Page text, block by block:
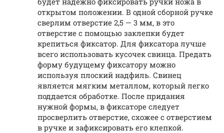
открытом положении. В одной сборной ручке
сверлим отверстие 2,5 — 3 мм, в это
отверстие с помощью заклепки будет
крепиться фиксатор. Для фиксатора лучше
всего использовать кусочек свинца. Предать
форму будущему фиксатору можно
используя плоский надфиль. Свинец
является мягким металлом, который легко
поддается обработке. После придания
нужной формы, в фиксаторе следует
просверлить отверстие, схожее с отверстием
в ручке и зафиксировать его клепкой.